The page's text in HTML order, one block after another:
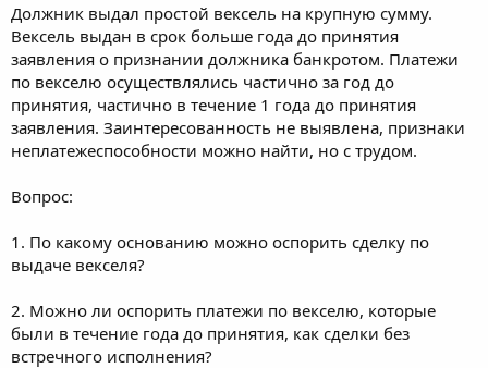
Должник выдал простой вексель на крупную сумму.
Вексель выдан в срок больше года до принятия
заявления о признании должника банкротом. Платежи
по векселю осуществлялись частично за год до
принятия, частично в течение 1 года до принятия
заявления. Заинтересованность не выявлена, признаки
неплатежеспособности можно найти, но с трудом.
Вопрос:
1. По какому основанию можно оспорить сделку по
выдаче векселя?
2. Можно ли оспорить платежи по векселю, которые
были в течение года до принятия, как сделки без
встречного исполнения?